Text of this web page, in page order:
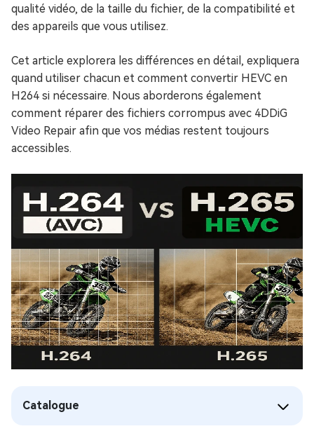
qualité vidéo, de la taille du fichier, de la compatibilité et
des appareils que vous utilisez.
Cet article explorera les différences en détail, expliquera
quand utiliser chacun et comment convertir HEVC en
H264 si nécessaire. Nous aborderons également
comment réparer des fichiers corrompus avec 4DDiG
Video Repair afin que vos médias restent toujours
accessibles.
Catalogue